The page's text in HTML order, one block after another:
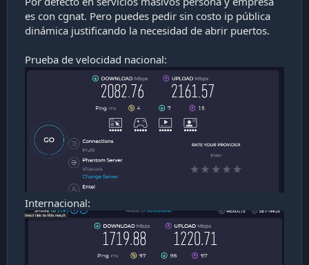
es con cgnat. Pero puedes pedir sin costo ip pública
dinámica justificando la necesidad de abrir puertos.
Prueba de velocidad nacional:
Internacional: